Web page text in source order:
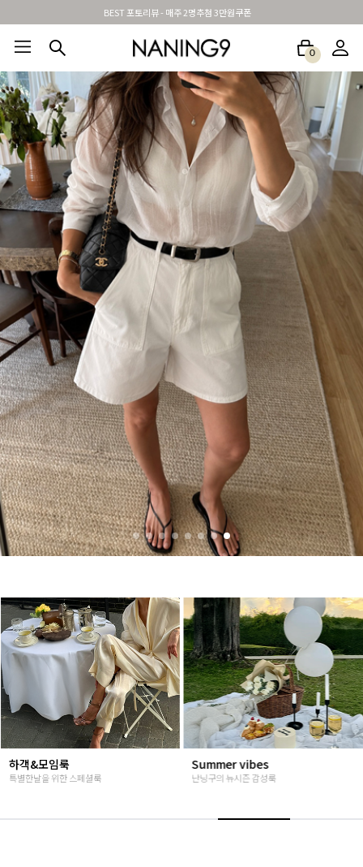
BEST 포토리뷰 - 매주 2명추첨 3만원쿠폰
0
BEST100🤍 NEW5% 베스트재진행 썸머여행룩 아울렛 하객&모임룩
Summer vibes
난닝구의 뉴시즌 감성룩
베스트재진행
고객님들이 인정해주신 Steady seller